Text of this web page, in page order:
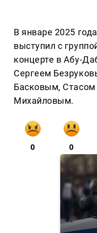
В январе 2025
выступил с
концерте в Абу-
Сергеем
Басковым,
Михайловым.
0 0